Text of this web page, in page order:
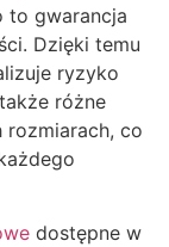
to gwarancja
Dzięki temu
ryzyko
różne
rozmiarach, co
dostępne w